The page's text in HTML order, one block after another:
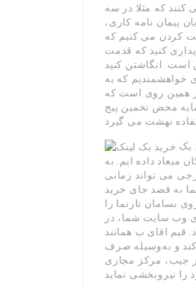
کنند که مثلا در سه
پیمان نامه کاری،
کردن می کنیم که
کنید که قدمت
است. انگاشتن کنید
خواهشمندیم که به
از همین روی است که
محض تخمین پیج
میعاد داده ایم. به
می تواند زمانی
به قصد جای خرید
بسامان تارنما را
وب سایت شما، در
اقای ب همانند
درامد حرفه کند و به‌وسیله صرف
از جیب، مرکز مجازی